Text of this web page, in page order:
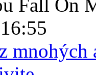
Fall On